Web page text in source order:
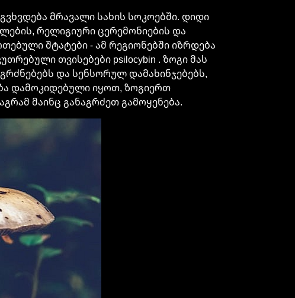
მრავალი სახის სოკოებში. დიდი
რელიგიური ცერემონიების და
შტატები - ამ რეგიონებში იზრდება
თვისებები psilocybin . ზოგი მას
და სენსორულ დამახინჯებებს,
დამოკიდებული იყოთ, ზოგიერთ
მაინც განაგრძეთ გამოყენება.